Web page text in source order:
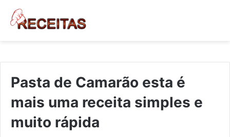
Pasta de Camarão esta é
mais uma receita simples e
muito rápida